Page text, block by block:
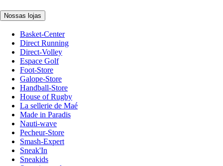
Nossas lojas
Basket-Center
Direct Running
Direct-Volley
Espace Golf
Foot-Store
Galope-Store
Handball-Store
House of Rugby
La sellerie de Maé
Made in Paradis
Nauti-wave
Pecheur-Store
Smash-Expert
Sneak'In
Sneakids